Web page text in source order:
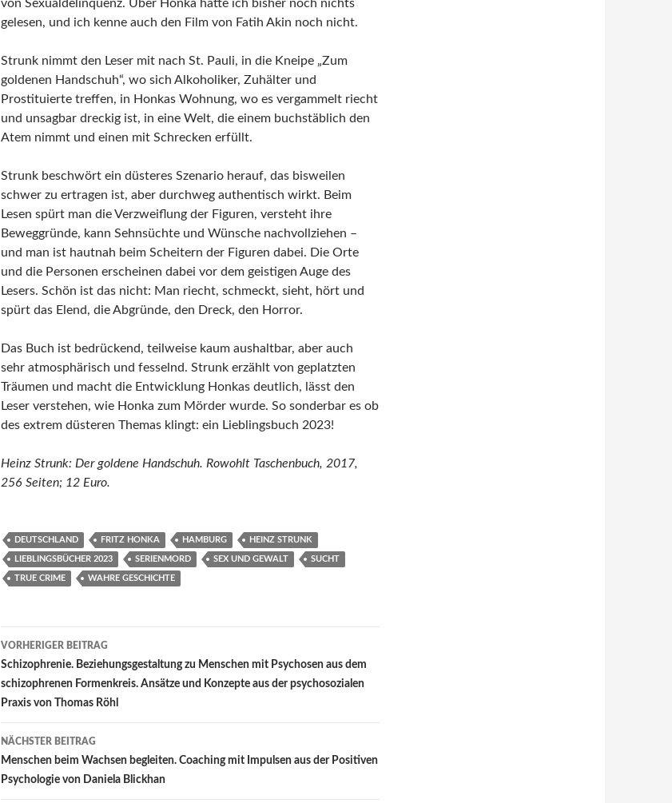
von Sexualdelinquenz. Über Honka hatte ich bisher noch nichts
gelesen, und ich kenne auch den Film von Fatih Akin noch nicht.
Strunk nimmt den Leser mit nach St. Pauli, in die Kneipe „Zum
goldenen Handschuh“, wo sich Alkoholiker, Zuhälter und
Prostituierte treffen, in Honkas Wohnung, wo es vergammelt riecht
und unsagbar dreckig ist, in eine Welt, die einem buchstäblich den
Atem nimmt und einen mit Schrecken erfüllt.
Strunk beschwört ein düsteres Szenario herauf, das bisweilen
schwer zu ertragen ist, aber durchweg authentisch wirkt. Beim
Lesen spürt man die Verzweiflung der Figuren, versteht ihre
Beweggründe, kann Sehnsüchte und Wünsche nachvollziehen –
und man ist hautnah beim Scheitern der Figuren dabei. Die Orte
und die Personen erscheinen dabei vor dem geistigen Auge des
Lesers. Schön ist das nicht: Man riecht, schmeckt, sieht, hört und
spürt das Elend, die Abgründe, den Dreck, den Horror.
Das Buch ist bedrückend, teilweise kaum aushaltbar, aber auch
sehr atmosphärisch und fesselnd. Strunk erzählt von geplatzten
Träumen und macht die Entwicklung Honkas deutlich, lässt den
Leser verstehen, wie Honka zum Mörder wurde. So sonderbar es ob
des extrem düsteren Themas klingt: ein Lieblingsbuch 2023!
Heinz Strunk: Der goldene Handschuh. Rowohlt Taschenbuch, 2017,
256 Seiten; 12 Euro.
DEUTSCHLAND FRITZ HONKA HAMBURG HEINZ STRUNK
LIEBLINGSBÜCHER 2023 SERIENMORD SEX UND GEWALT SUCHT
TRUE CRIME WAHRE GESCHICHTE
Beitragsnavigation
VORHERIGER BEITRAG
Schizophrenie. Beziehungsgestaltung zu Menschen mit Psychosen aus dem
schizophrenen Formenkreis. Ansätze und Konzepte aus der psychosozialen
Praxis von Thomas Röhl
NÄCHSTER BEITRAG
Menschen beim Wachsen begleiten. Coaching mit Impulsen aus der Positiven
Psychologie von Daniela Blickhan